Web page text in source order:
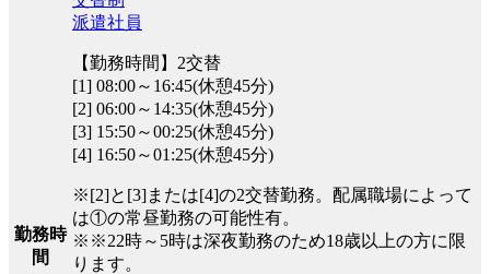
勤務時
間
派遣社員
【勤務時間】2交替
[1] 08:00～16:45(休憩45分)
[2] 06:00～14:35(休憩45分)
[3] 15:50～00:25(休憩45分)
[4] 16:50～01:25(休憩45分)
※[2]と[3]または[4]の2交替勤務。配属職場によって
は①の常昼勤務の可能性有。
※※22時～5時は深夜勤務のため18歳以上の方に限
ります。